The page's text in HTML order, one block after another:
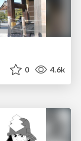
0 4.6k